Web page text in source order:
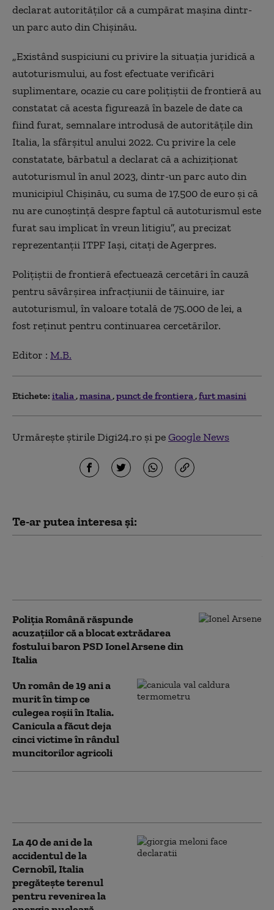
declarat autorităţilor că a cumpărat maşina dintr-
un parc auto din Chişinău.
„Existând suspiciuni cu privire la situaţia juridică a
autoturismului, au fost efectuate verificări
suplimentare, ocazie cu care poliţiştii de frontieră au
constatat că acesta figurează în bazele de date ca
fiind furat, semnalare introdusă de autorităţile din
Italia, la sfârşitul anului 2022. Cu privire la cele
constatate, bărbatul a declarat că a achiziţionat
autoturismul în anul 2023, dintr-un parc auto din
municipiul Chişinău, cu suma de 17.500 de euro şi că
nu are cunoştinţă despre faptul că autoturismul este
furat sau implicat în vreun litigiu”, au precizat
reprezentanţii ITPF Iaşi, citați de Agerpres.
Poliţiştii de frontieră efectuează cercetări în cauză
pentru săvârşirea infracţiunii de tăinuire, iar
autoturismul, în valoare totală de 75.000 de lei, a
fost reţinut pentru continuarea cercetărilor.
Editor : M.B.
Etichete: italia masina punct de frontiera furt masini
Urmărește știrile Digi24.ro și peGoogle News
Te-ar putea interesa și:
Poliția Română răspunde
acuzațiilor că a blocat extrădarea
fostului baron PSD Ionel Arsene din
Italia
Un român de 19 ani a
murit în timp ce
culegea roșii în Italia.
Canicula a făcut deja
cinci victime în rândul
muncitorilor agricoli
La 40 de ani de la
accidentul de la
Cernobîl, Italia
pregătește terenul
pentru revenirea la